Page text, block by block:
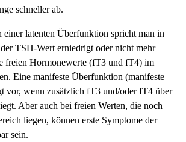
schneller ab.
latenten Überfunktion spricht man in
TSH-Wert erniedrigt oder nicht mehr
freien Hormonewerte (fT3 und fT4) im
Eine manifeste Überfunktion (manifeste
vor, wenn zusätzlich fT3 und/oder fT4 über
Aber auch bei freien Werten, die noch
liegen, können erste Symptome der
sein.